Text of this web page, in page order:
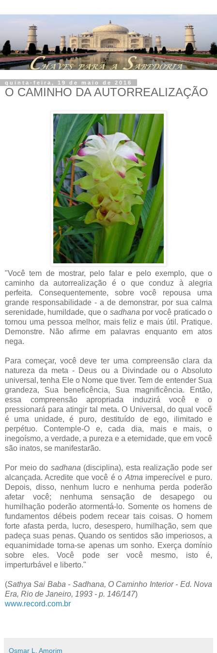
quinta-feira, 19 de maio de 2016
O CAMINHO DA AUTORREALIZAÇÃO
"Você tem de mostrar, pelo falar e pelo exemplo, que o
caminho da autorrealização é o que conduz à alegria
perfeita. Consequentemente, sobre você repousa uma
grande responsabilidade - a de demonstrar, por sua calma
serenidade, humildade, que o sadhana por você praticado o
tornou uma pessoa melhor, mais feliz e mais útil. Pratique.
Demonstre. Não afirme em palavras enquanto em atos
nega.
Para começar, você deve ter uma compreensão clara da
natureza da meta - Deus ou a Divindade ou o Absoluto
universal, tenha Ele o Nome que tiver. Tem de entender Sua
grandeza, Sua beneficência, Sua magnificência. Então,
essa compreensão apropriada induzirá você e o
pressionará para atingir tal meta. O Universal, do qual você
é uma unidade, é puro, destituído de ego, ilimitado e
perpétuo. Contemple-O e, cada dia, mais e mais, o
inegoísmo, a verdade, a pureza e a eternidade, que em você
são inatos, se manifestarão.
Por meio do sadhana (disciplina), esta realização pode ser
alcançada. Acredite que você é o Atma imperecível e puro.
Depois, disso, nenhum lucro e nenhuma perda poderão
afetar você; nenhuma sensação de desapego ou
humilhação poderão atormentá-lo. Somente os homens de
fundamentos débeis podem recear tais coisas. O homem
forte afasta perda, lucro, desespero, humilhação, sem que
padeça suas penas. Quando os sentidos são imperiosos, a
equanimidade torna-se apenas um sonho. Exerça domínio
sobre eles. Você pode ser você mesmo, isto é,
imperturbável e liberto."
(Sathya Sai Baba - Sadhana, O Caminho Interior - Ed. Nova
Era, Rio de Janeiro, 1993 - p. 146/147)
www.record.com.br
Osmar L. Amorim